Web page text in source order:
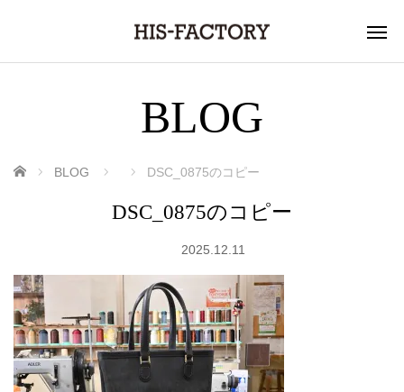
BLOG
ホーム BLOG DSC_0875のコピー
DSC_0875のコピー
2025.12.11